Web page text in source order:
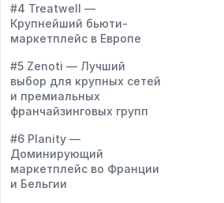
#4 Treatwell —
Крупнейший бьюти-
маркетплейс в Европе
#5 Zenoti — Лучший
выбор для крупных сетей
и премиальных
франчайзинговых групп
#6 Planity —
Доминирующий
маркетплейс во Франции
и Бельгии